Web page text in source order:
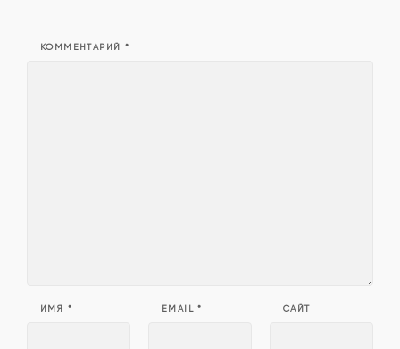
КОММЕНТАРИЙ *
ИМЯ * EMAIL* САЙТ